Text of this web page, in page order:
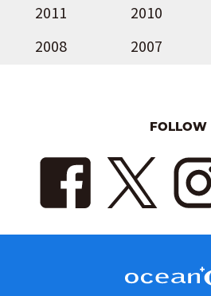
2011
2010
2008
2007
FOLLOW